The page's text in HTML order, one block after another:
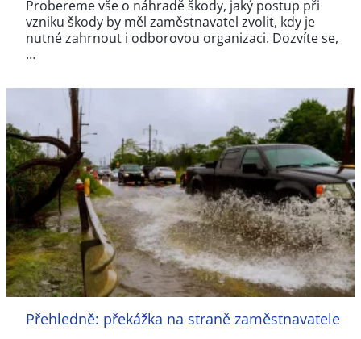
Probereme vše o náhradě škody, jaký postup při
vzniku škody by měl zaměstnavatel zvolit, kdy je
nutné zahrnout i odborovou organizaci. Dozvíte se,
…
Přehledně: překážka na straně zaměstnavatele